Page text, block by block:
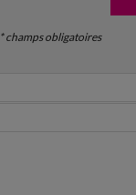
* champs obligatoires